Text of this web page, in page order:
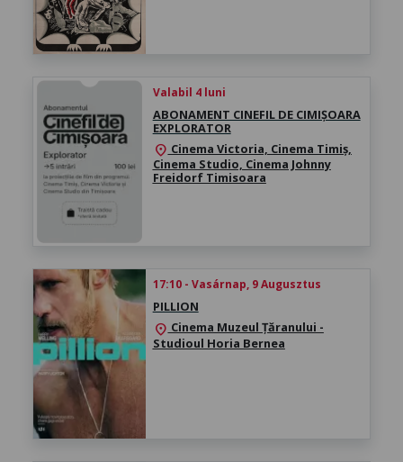
Valabil 4 luni
ABONAMENT CINEFIL DE CIMIȘOARA
EXPLORATOR
location_on Cinema Victoria, Cinema Timiș,
Cinema Studio, Cinema Johnny
Freidorf Timisoara
17:10 - Vasárnap, 9 Augusztus
PILLION
location_on Cinema Muzeul Țăranului -
Studioul Horia Bernea